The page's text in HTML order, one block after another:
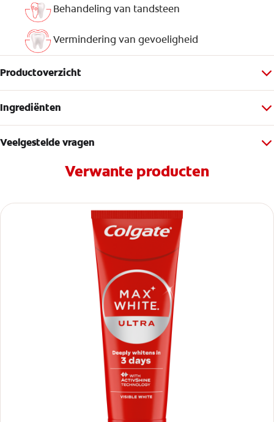
Behandeling van tandsteen
Vermindering van gevoeligheid
Productoverzicht
Ingrediënten
Veelgestelde vragen
Verwante producten